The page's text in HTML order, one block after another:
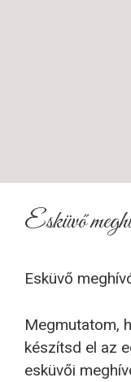
Esküvő
Esküvő
Megmutatom,
készítsd el az
esküvői